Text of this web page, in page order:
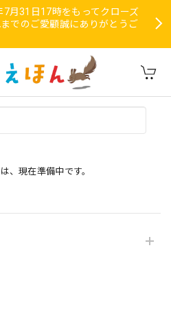
月31日17時をもってクローズ
でのご愛顧誠にありがとうご
、現在準備中です。